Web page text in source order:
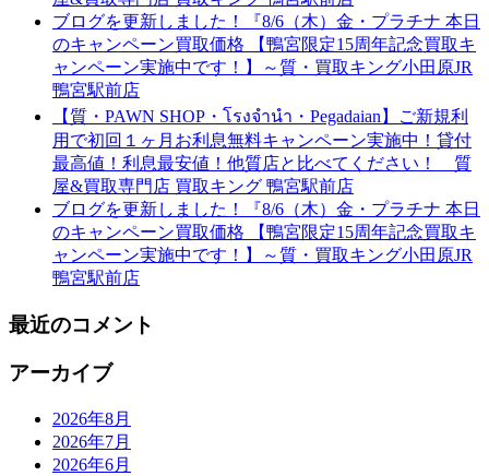
ブログを更新しました！『8/6（木）金・プラチナ 本日
のキャンペーン買取価格 【鴨宮限定15周年記念買取キ
ャンペーン実施中です！】～質・買取キング小田原JR
鴨宮駅前店
【質・PAWN SHOP・โรงจำนำ・Pegadaian】ご新規利
用で初回１ヶ月お利息無料キャンペーン実施中！貸付
最高値！利息最安値！他質店と比べてください！ 質
屋&買取専門店 買取キング 鴨宮駅前店
ブログを更新しました！『8/6（木）金・プラチナ 本日
のキャンペーン買取価格 【鴨宮限定15周年記念買取キ
ャンペーン実施中です！】～質・買取キング小田原JR
鴨宮駅前店
最近のコメント
アーカイブ
2026年8月
2026年7月
2026年6月